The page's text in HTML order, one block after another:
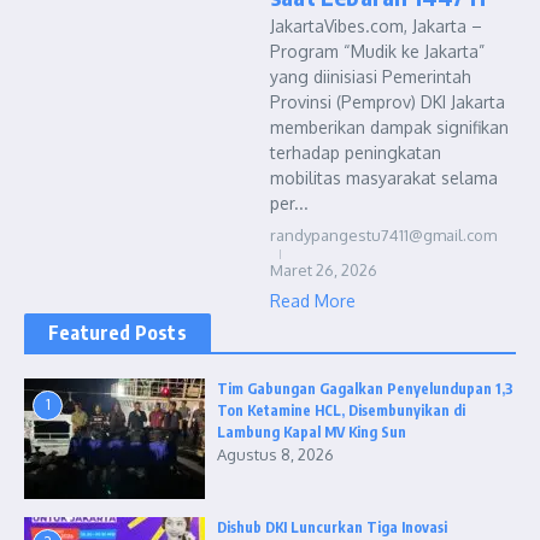
JakartaVibes.com, Jakarta –
Program “Mudik ke Jakarta”
yang diinisiasi Pemerintah
Provinsi (Pemprov) DKI Jakarta
memberikan dampak signifikan
terhadap peningkatan
mobilitas masyarakat selama
per...
randypangestu7411@gmail.com
Maret 26, 2026
Read More
Featured Posts
1
Tim Gabungan Gagalkan Penyelundupan 1,3
Ton Ketamine HCL, Disembunyikan di
Lambung Kapal MV King Sun
Agustus 8, 2026
Dishub DKI Luncurkan Tiga Inovasi